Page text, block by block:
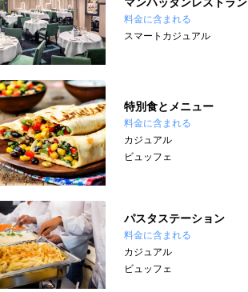
料金に含まれる
スマートカジュアル
特別食とメニュー
料金に含まれる
カジュアル
ビュッフェ
パスタステーション
料金に含まれる
カジュアル
ビュッフェ